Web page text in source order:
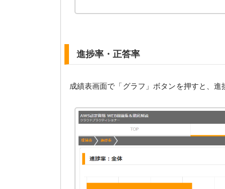
進捗率・正答率
成績表画面で「グラフ」ボタンを押すと、進